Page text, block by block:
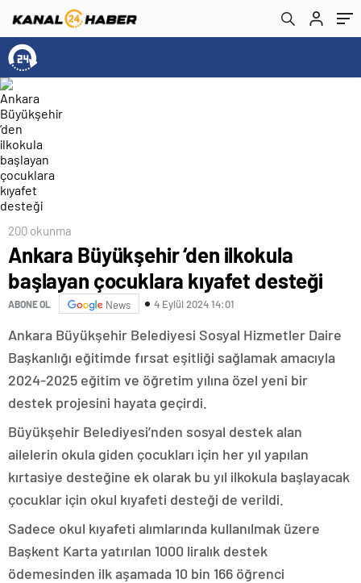
200 okunma
Ankara Büyükşehir ‘den ilkokula
başlayan çocuklara kıyafet desteği
ABONE OL News 4 Eylül 2024 14:01
Ankara Büyükşehir Belediyesi Sosyal Hizmetler Daire
Başkanlığı eğitimde fırsat eşitliği sağlamak amacıyla
2024-2025 eğitim ve öğretim yılına özel yeni bir
destek projesini hayata geçirdi.
Büyükşehir Belediyesi’nden sosyal destek alan
ailelerin okula giden çocukları için her yıl yapılan
kırtasiye desteğine ek olarak bu yıl ilkokula başlayacak
çocuklar için okul kıyafeti desteği de verildi.
Sadece okul kıyafeti alımlarında kullanılmak üzere
Başkent Karta yatırılan 1000 liralık destek
ödemesinden ilk aşamada 10 bin 166 öğrenci